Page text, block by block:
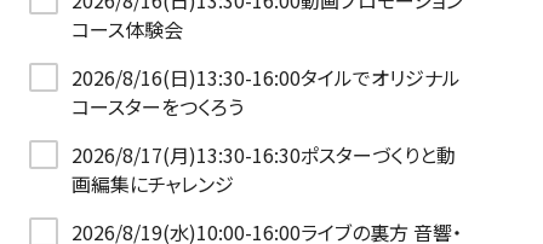
コース体験会
2026/8/16(日)13:30-16:00タイルでオリジナル
コースターをつくろう
2026/8/17(月)13:30-16:30ポスターづくりと動
画編集にチャレンジ
2026/8/19(水)10:00-16:00ライブの裏方 音響・